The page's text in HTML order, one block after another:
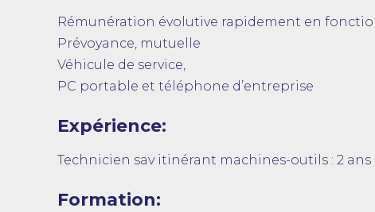
Rémunération évolutive rapidement en
Prévoyance, mutuelle
Véhicule de service,
PC portable et téléphone d’entreprise
Expérience:
Technicien sav itinérant machines-outils : 2 ans
Formation: